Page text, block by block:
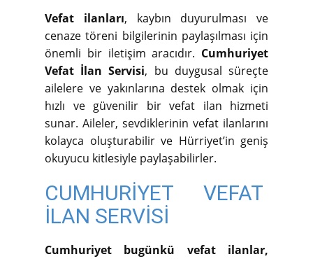
Vefat ilanları, kaybın duyurulması ve
cenaze töreni bilgilerinin paylaşılması için
önemli bir iletişim aracıdır. Cumhuriyet
Vefat İlan Servisi, bu duygusal süreçte
ailelere ve yakınlarına destek olmak için
hızlı ve güvenilir bir vefat ilan hizmeti
sunar. Aileler, sevdiklerinin vefat ilanlarını
kolayca oluşturabilir ve Hürriyet’in geniş
okuyucu kitlesiyle paylaşabilirler.
CUMHURİYET VEFAT
İLAN SERVİSİ
Cumhuriyet bugünkü vefat ilanlar,